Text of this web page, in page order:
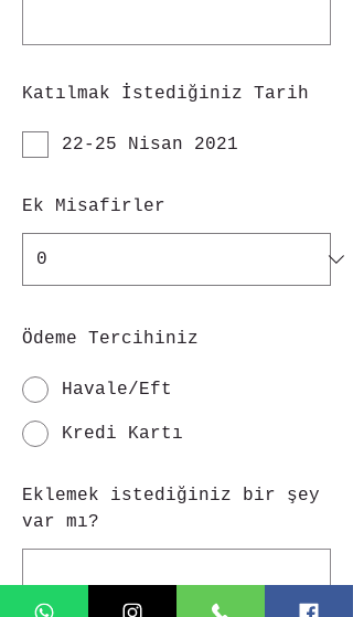
Katılmak İstediğiniz Tarih
22-25 Nisan 2021
Ek Misafirler
Ödeme Tercihiniz
Havale/Eft
Kredi Kartı
Eklemek istediğiniz bir şey
var mı?